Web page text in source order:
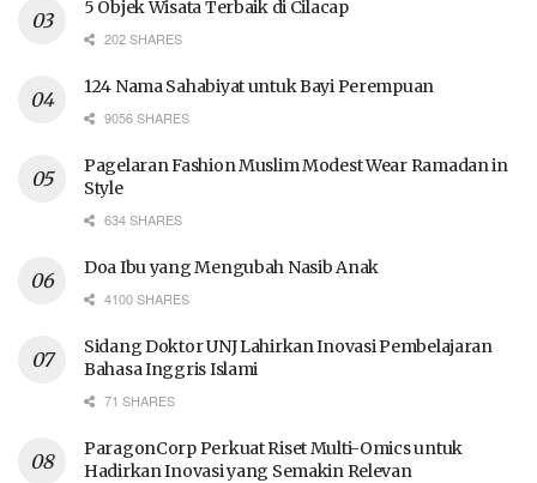
5 Objek Wisata Terbaik di Cilacap
202 SHARES
124 Nama Sahabiyat untuk Bayi Perempuan
9056 SHARES
Pagelaran Fashion Muslim Modest Wear Ramadan in
Style
634 SHARES
Doa Ibu yang Mengubah Nasib Anak
4100 SHARES
Sidang Doktor UNJ Lahirkan Inovasi Pembelajaran
Bahasa Inggris Islami
71 SHARES
ParagonCorp Perkuat Riset Multi-Omics untuk
Hadirkan Inovasi yang Semakin Relevan